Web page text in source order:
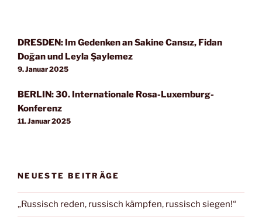
DRESDEN: Im Gedenken an Sakine Cansız, Fidan
Doğan und Leyla Şaylemez
9. Januar 2025
BERLIN: 30. Internationale Rosa-Luxemburg-
Konferenz
11. Januar 2025
NEUESTE BEITRÄGE
„Russisch reden, russisch kämpfen, russisch siegen!“